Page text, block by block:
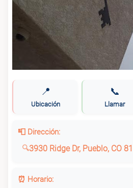
📍
Ubicación
📞
Llamar
📮 Dirección:
3930 Ridge Dr, Pueblo, CO
⏰ Horario: